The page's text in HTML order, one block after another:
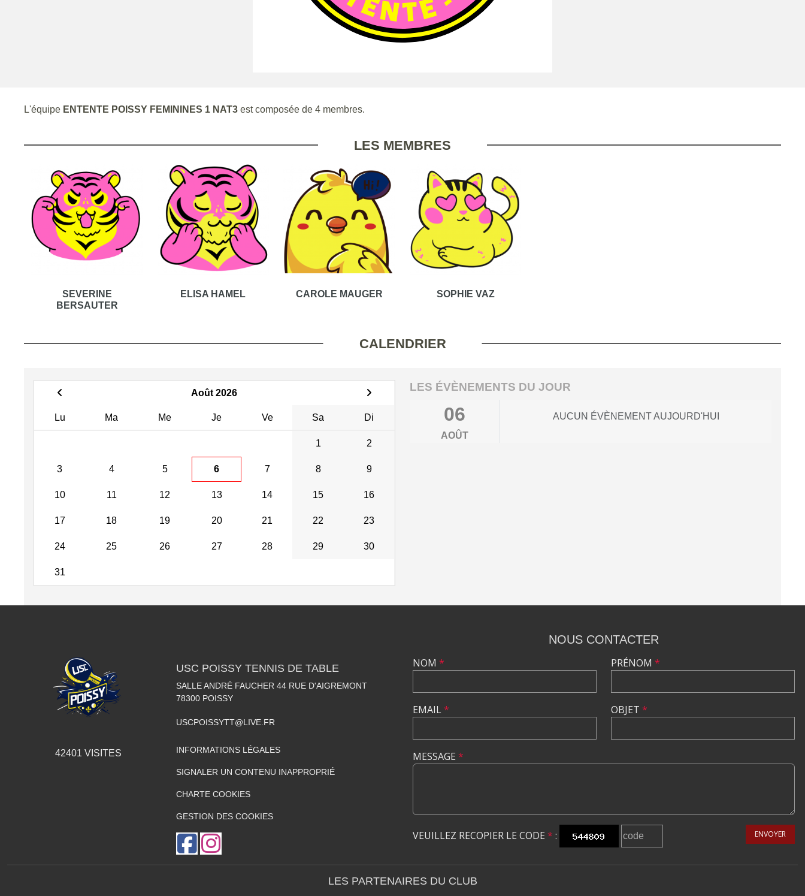
L'équipe ENTENTE POISSY FEMININES 1 NAT3 est composée de 4 membres.
LES MEMBRES
SEVERINE
BERSAUTER
ELISA HAMEL CAROLE MAUGER SOPHIE VAZ
CALENDRIER
Août 2026
Lu Ma Me Je Ve Sa Di
1 2
3 4 5 6 7 8 9
10 11 12 13 14 15 16
17 18 19 20 21 22 23
24 25 26 27 28 29 30
31
LES ÉVÈNEMENTS DU JOUR
06
AOÛT
AUCUN ÉVÈNEMENT AUJOURD'HUI
42401 VISITES
USC POISSY TENNIS DE TABLE
SALLE ANDRÉ FAUCHER 44 RUE D'AIGREMONT
78300 POISSY
USCPOISSYTT@LIVE.FR
INFORMATIONS LÉGALES
SIGNALER UN CONTENU INAPPROPRIÉ
CHARTE COOKIES
GESTION DES COOKIES
NOUS CONTACTER
NOM *
EMAIL*
PRÉNOM *
OBJET *
MESSAGE *
VEUILLEZ RECOPIER LE CODE * : ENVOYER
LES PARTENAIRES DU CLUB